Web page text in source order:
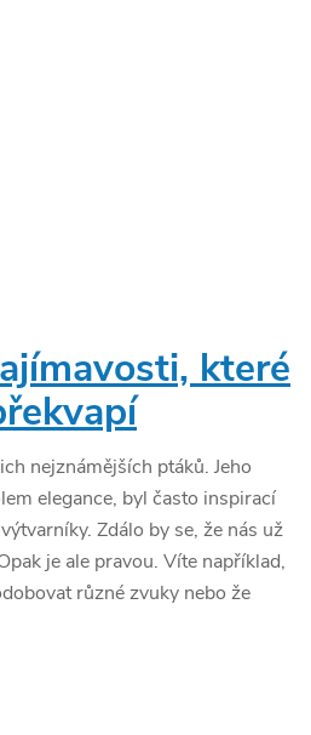
které
nejznámějších ptáků. Jeho
elegance, byl často inspirací
Zdálo by se, že nás už
je ale pravou. Víte například,
různé zvuky nebo že